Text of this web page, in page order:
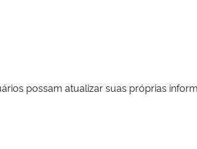
possam atualizar suas próprias